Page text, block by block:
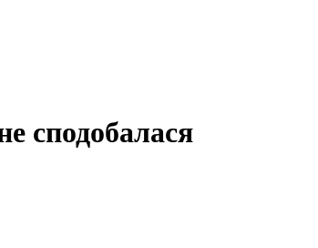
сподобалася